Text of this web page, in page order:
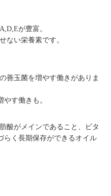
が豊富。
い栄養素です。
玉菌を増やす働きがありま
す働きも。
酸がメインであること、ビタ
らく長期保存ができるオイル